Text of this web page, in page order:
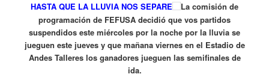
HASTA QUE LA LLUVIA NOS SEPARE
La comisión de
programación de FEFUSA decidió que vos partidos
suspendidos este miércoles por la noche por la lluvia se
jueguen este jueves y que mañana viernes en el Estadio de
Andes Talleres los ganadores jueguen las semifinales de
ida.